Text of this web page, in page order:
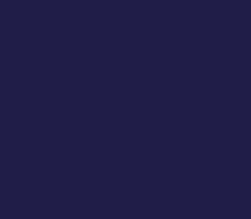
altura, 6,5 pol. (17 cm) de